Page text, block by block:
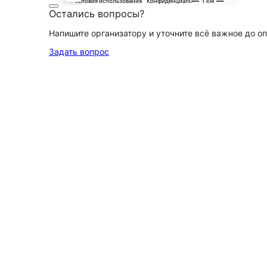
Остались вопросы?
Напишите организатору и уточните всё важное до
Задать вопрос